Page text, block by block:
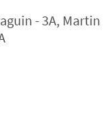
- 3A, Martin